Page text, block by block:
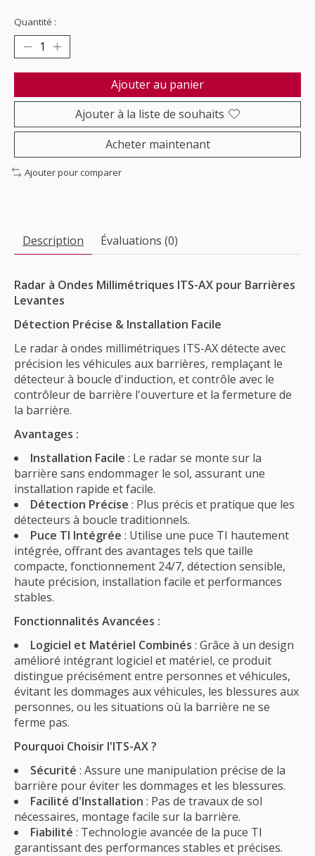
Quantité :
Ajouter au panier
Ajouter à la liste de souhaits
Acheter maintenant
Ajouter pour comparer
Description Évaluations (0)
Radar à Ondes Millimétriques ITS-AX pour Barrières
Levantes
Détection Précise & Installation Facile
Le radar à ondes millimétriques ITS-AX détecte avec
précision les véhicules aux barrières, remplaçant le
détecteur à boucle d'induction, et contrôle avec le
contrôleur de barrière l'ouverture et la fermeture de
la barrière.
Avantages :
Installation Facile : Le radar se monte sur la
barrière sans endommager le sol, assurant une
installation rapide et facile.
Détection Précise : Plus précis et pratique que les
détecteurs à boucle traditionnels.
Puce TI Intégrée : Utilise une puce TI hautement
intégrée, offrant des avantages tels que taille
compacte, fonctionnement 24/7, détection sensible,
haute précision, installation facile et performances
stables.
Fonctionnalités Avancées :
Logiciel et Matériel Combinés : Grâce à un design
amélioré intégrant logiciel et matériel, ce produit
distingue précisément entre personnes et véhicules,
évitant les dommages aux véhicules, les blessures aux
personnes, ou les situations où la barrière ne se
ferme pas.
Pourquoi Choisir l'ITS-AX ?
Sécurité : Assure une manipulation précise de la
barrière pour éviter les dommages et les blessures.
Facilité d'Installation : Pas de travaux de sol
nécessaires, montage facile sur la barrière.
Fiabilité : Technologie avancée de la puce TI
garantissant des performances stables et précises.